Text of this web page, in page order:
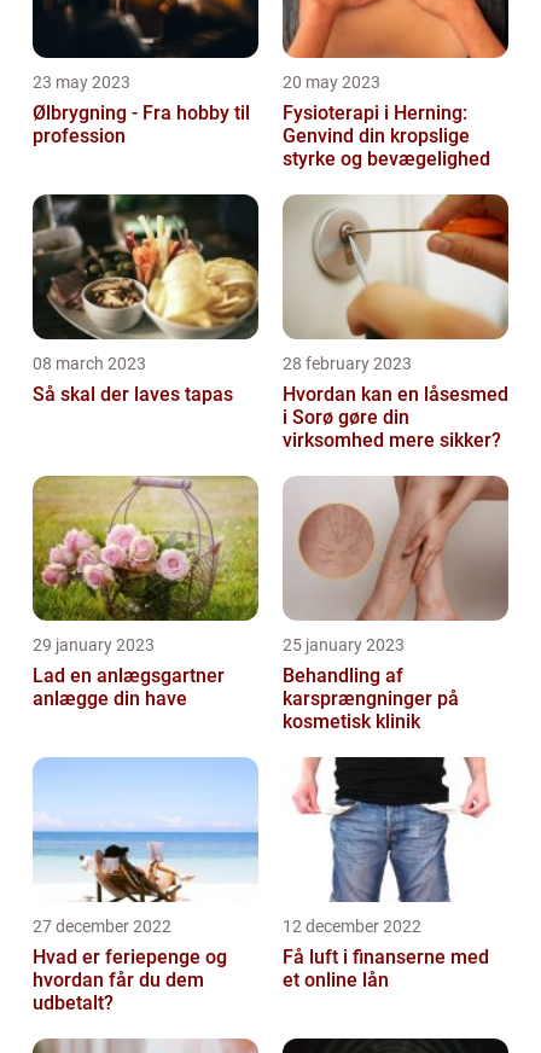
23 may 2023
Ølbrygning - Fra hobby til
profession
20 may 2023
Fysioterapi i Herning:
Genvind din kropslige
styrke og bevægelighed
08 march 2023
Så skal der laves tapas
28 february 2023
Hvordan kan en låsesmed
i Sorø gøre din
virksomhed mere sikker?
29 january 2023
Lad en anlægsgartner
anlægge din have
25 january 2023
Behandling af
karsprængninger på
kosmetisk klinik
27 december 2022
Hvad er feriepenge og
hvordan får du dem
udbetalt?
12 december 2022
Få luft i finanserne med
et online lån